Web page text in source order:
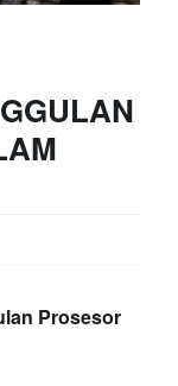
Prosesor